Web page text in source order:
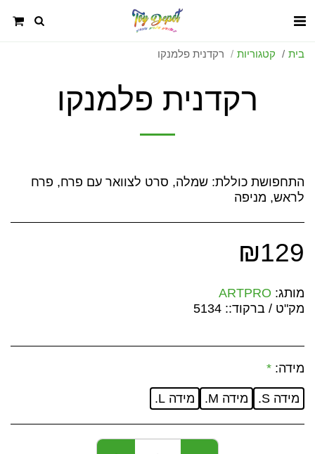
בית קטגוריות רקדנית פלמנקו
רקדנית פלמנקו
התחפושת כוללת: שמלה, סרט לצוואר עם פרח, פרח
לראש, מניפה
₪129
מותג: ARTPRO
מק"ט / ברקוד:: 5134
מידה: *
מידה S. מידה M. מידה L.